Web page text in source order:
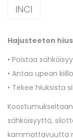
INCI
Hajusteeton
• Poistaa
• Antaa upean
• Tekee hiuksista
sähköisyyttä,
kammattavuutta